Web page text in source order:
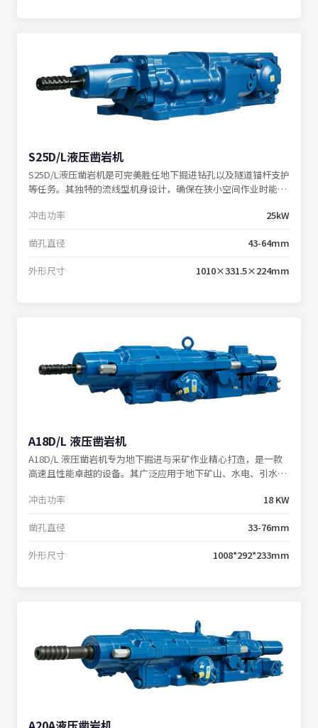
S25D/L液压凿岩机
S25D/L液压凿岩机是可完美胜任地下掘进钻孔以及隧道锚杆支护
等任务。其独特的流线型机身设计，确保在狭小空间作业时能够
冲击功率
25kW
凿孔直径 43-64mm
外形尺寸 1010×331.5×224mm
A18D/L 液压凿岩机
A18D/L 液压凿岩机专为地下掘进与采矿作业精心打造，是一款
高速且性能卓越的设备。其广泛应用于地下矿山、水电、引水、
配套，并且提供 T38/T45 钎尾的灵活选配方案。
冲击功率 18 KW
凿孔直径 33-76mm
外形尺寸 1008*292*233mm